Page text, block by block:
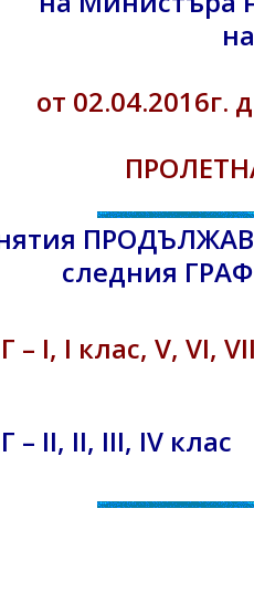
от 02.04.2016г.
следния
– I, I клас, V, VI,
– II, II, III, IV клас